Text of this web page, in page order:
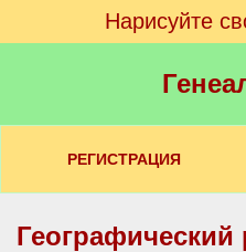
Нарисуйте
РЕГИСТРАЦИЯ
Географический